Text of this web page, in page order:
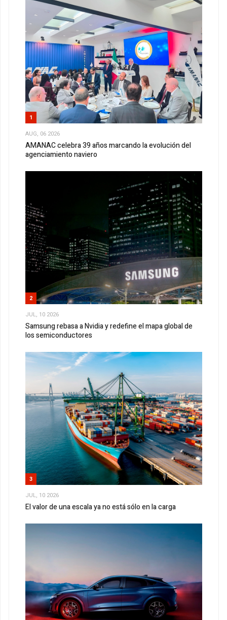
1
AUG, 06 2026
AMANAC celebra 39 años marcando la evolución del
agenciamiento naviero
2
JUL, 10 2026
Samsung rebasa a Nvidia y redefine el mapa global de
los semiconductores
3
JUL, 10 2026
El valor de una escala ya no está sólo en la carga